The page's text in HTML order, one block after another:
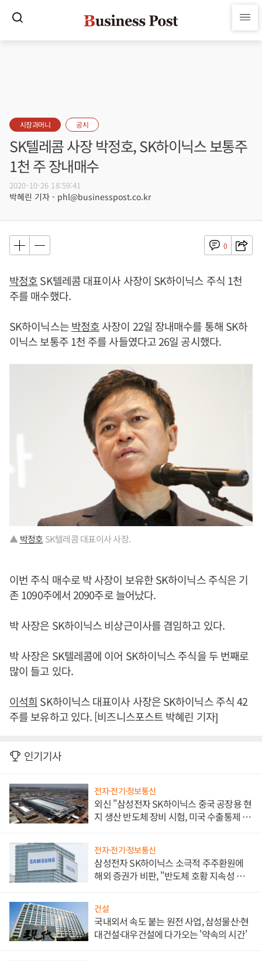
시장과머니 공시
SK텔레콤 사장 박정호, SK하이닉스 보통주
1천 주 장내매수
2020-10-26 18:59:41
박혜린 기자 - phl@businesspost.co.kr
0
박정호SK텔레콤 대표이사 사장이 SK하이닉스 주식 1천
주를 매수했다.
SK하이닉스는박정호사장이 22일 장내매수를 통해 SK하
이닉스 보통주 1천 주를 사들였다고 26일 공시했다.
▲박정호 SK텔레콤 대표이사 사장.
이번 주식 매수로 박 사장이 보유한 SK하이닉스 주식은 기
존 1090주에서 2090주로 늘어났다.
박 사장은 SK하이닉스 비상근이사를 겸임하고 있다.
박 사장은 SK텔레콤에 이어 SK하이닉스 주식을 두 번째로
많이 들고 있다.
이석희 SK하이닉스 대표이사 사장은 SK하이닉스 주식 42
주를 보유하고 있다. [비즈니스포스트 박혜린 기자]
인기기사
전자·전기·정보통신
외신 "삼성전자 SK하이닉스 중국 공장용 현
지 생산 반도체 장비 시험, 미국 수출통제 대
전자·전기·정보통신
삼성전자 SK하이닉스 소극적 주주환원에
해외 증권가 비판, "반도체 호황 지속성 의
건설
국내외서 속도 붙는 원전 사업, 삼성물산·현
대건설·대우건설에 다가오는 '약속의 시간'